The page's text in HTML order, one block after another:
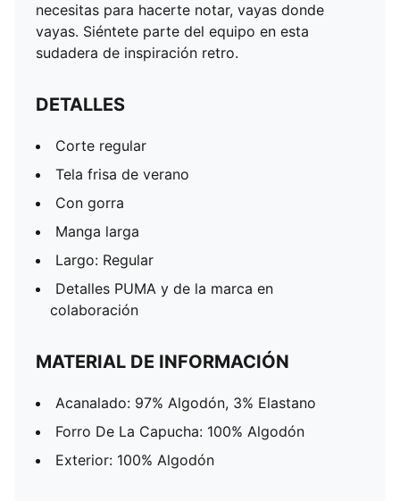
necesitas para hacerte notar, vayas donde
vayas. Siéntete parte del equipo en esta
sudadera de inspiración retro.
DETALLES
Corte regular
Tela frisa de verano
Con gorra
Manga larga
Largo: Regular
Detalles PUMA y de la marca en
colaboración
MATERIAL DE INFORMACIÓN
Acanalado: 97% Algodón, 3% Elastano
Forro De La Capucha: 100% Algodón
Exterior: 100% Algodón